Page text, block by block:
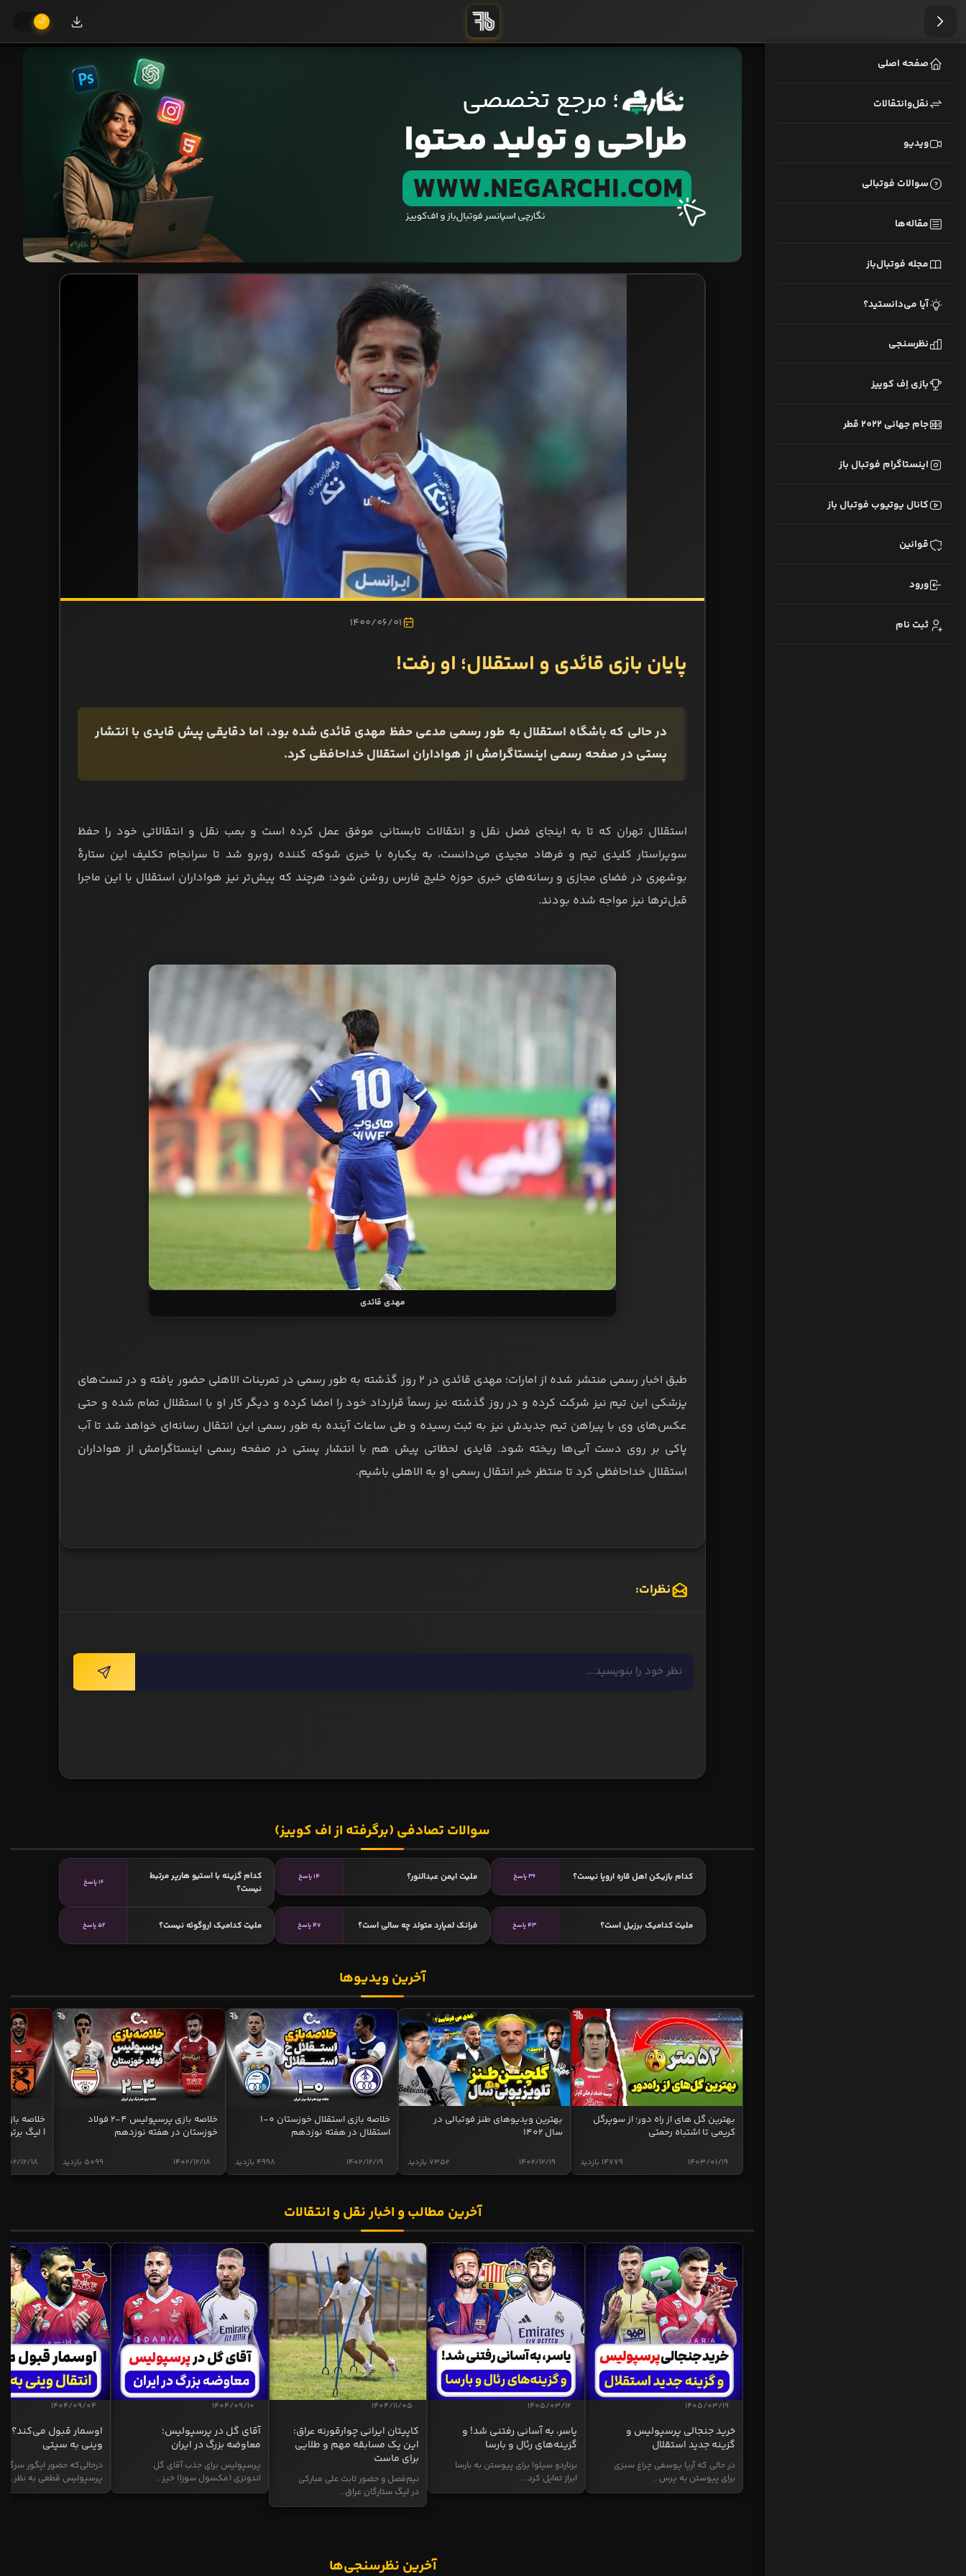
صفحه اصلی
نقل‌وانتقالات
ویدیو
سوالات فوتبالی
مقاله‌ها
مجله فوتبال‌باز
آیا می‌دانستید؟
نظرسنجی
بازی اِف کوییز
جام جهانی 2022 قطر
اینستاگرام فوتبال باز
کانال یوتیوب فوتبال باز
قوانین
ورود
ثبت نام 1400/06/01
پایان بازی قائدی و استقلال؛ او رفت!
در حالی که باشگاه استقلال به طور رسمی مدعی حفظ مهدی قائدی شده بود، اما دقایقی پیش قایدی با انتشار
پستی در صفحه رسمی اینستاگرامش از هواداران استقلال خداحافظی کرد.
استقلال تهران که تا به اینجای فصل نقل و انتقالات تابستانی موفق عمل کرده است و بمب نقل و انتقالاتی خود را حفظ
سوپراستار کلیدی تیم و فرهاد مجیدی می‌دانست، به یکباره با خبری شوکه کننده روبرو شد تا سرانجام تکلیف این ستارۀ
بوشهری در فضای مجازی و رسانه‌های خبری حوزه خلیج فارس روشن شود؛ هرچند که پیش‌تر نیز هواداران استقلال با این ماجرا
قبل‌ترها نیز مواجه شده بودند.
مهدی قائدی
طبق اخبار رسمی منتشر شده از امارات؛ مهدی قائدی در 2 روز گذشته به طور رسمی در تمرینات الاهلی حضور یافته و در تست‌های
پزشکی این تیم نیز شرکت کرده و در روز گذشته نیز رسماً قرارداد خود را امضا کرده و دیگر کار او با استقلال تمام شده و حتی
عکس‌های وی با پیراهن تیم جدیدش نیز به ثبت رسیده و طی ساعات آینده به طور رسمی این انتقال رسانه‌ای خواهد شد تا آب
پاکی بر روی دست آبی‌ها ریخته شود. قایدی لحظاتی پیش هم با انتشار پستی در صفحه رسمی اینستاگرامش از هواداران
استقلال خداحافظی کرد تا منتظر خبر انتقال رسمی او به الاهلی باشیم.
نظرات:
سوالات تصادفی (برگرفته از اف کوییز)
کدام بازیکن اهل قاره اروپا نیست؟ 36 پاسخ ملیت ایمن عبدالنور؟ 14 پاسخ
کدام گزینه با استیو هارپر مرتبط
نیست؟
16 پاسخ
ملیت کدامیک برزیل است؟ 43 پاسخ فرانک لمپارد متولد چه سالی است؟ 47 پاسخ ملیت کدامیک اروگوئه نیست؟ 52 پاسخ
آخرین ویدیوها
بهترین گل های از راه دور؛ از سوپرگل
کریمی تا اشتباه رحمتی
14779 بازدید 1403/01/19
بهترین ویدیوهای طنز فوتبالی در
سال 1402
7352 بازدید 1402/12/19
خلاصه بازی استقلال خوزستان 0-1
استقلال در هفته نوزدهم
4998 بازدید 1402/12/19
خلاصه بازی پرسپولیس 4-2 فولاد
خوزستان در هفته نوزدهم
5099 بازدید 1402/12/18
| لیگ برتر
1402/12/18
آخرین مطالب و اخبار نقل و انتقالات
1405/03/19
خرید جنجالی پرسپولیس و
گزینه جدید استقلال
در حالی که آریا یوسفی چراغ سبزی
برای پیوستن به پرس...
1405/03/12
یاسر، به آسانی رفتنی شد! و
گزینه‌های رئال و بارسا
برناردو سیلوا برای پیوستن به بارسا
ابراز تمایل کرد...
1404/11/05
کاپیتان ایرانی چوارقورنه عراق:
این یک مسابقه مهم و طلایی
برای ماست
نیم‌فصل و حضور ثابت علی مبارکی
در لیگ ستارگان عراق...
1404/09/10
آقای گل در پرسپولیس؛
معاوضه بزرگ در ایران
پرسپولیس برای جذب آقای گل
اندونزی (مکسول سوزا) خیز...
1404/09/04
اوسمار قبول می‌کند؟
وینی به سیتی
درحالی‌که حضور ایگور
پرسپولیس قطعی به نظر...
آخرین نظرسنجی‌ها